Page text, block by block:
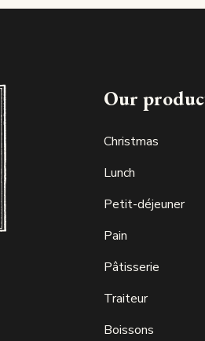
Our
Christmas
Lunch
Petit-déjeuner
Pain
Pâtisserie
Traiteur
Boissons